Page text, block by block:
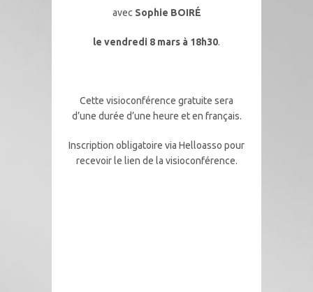
avec Sophie BOIRÉ
le vendredi 8 mars à 18h30.
Cette visioconférence gratuite sera
d’une durée d’une heure et en français.
Inscription obligatoire via Helloasso pour
recevoir le lien de la visioconférence.